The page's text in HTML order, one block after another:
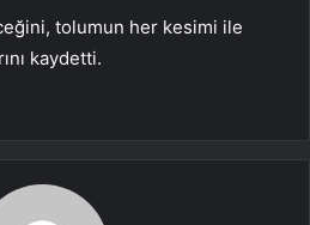
tolumun her kesimi ile
kaydetti.